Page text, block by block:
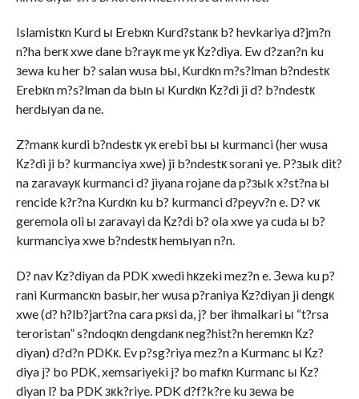
Islamistкn Kurd ы Erebкn Kurd?stanк b? hevkariya d?jm?n
n?ha berк xwe dane b?rayк me yк Кz?diya. Ew d?zan?n ku
зewa ku her b? salan wusa bы, Kurdкn m?s?lman b?ndestк
Erebкn m?s?lman da bыn ы Kurdкn Кz?di ji d? b?ndestк
herdыyan da ne.
Z?manк kurdi b?ndestк yк erebi bы ы kurmanci (her wusa
Кz?di ji b? kurmanciya xwe) ji b?ndestк sorani ye. P?зыk dit?
na zaravayк kurmanci d? jiyana rojane da p?зыk x?st?na ы
rencide k?r?na Kurdкn ku b? kurmanci d?peyv?n e. D? vк
geremola oli ы zaravayi da Кz?di b? ola xwe ya cuda ы b?
kurmanciya xwe b?ndestк hemыyan n?n.
D? nav Кz?diyan da PDK xwedi hкzeki mez?n e. Зewa ku p?
rani Kurmancкn basыr, her wusa p?raniya Кz?diyan ji dengк
xwe (d? h?lb?jart?na cara pкsi da, j? ber ihmalkari ы “t?rsa
teroristan” s?ndoqкn dengdanк neg?hist?n heremкn Кz?
diyan) d?d?n PDKк. Ev p?sg?riya mez?n a Kurmanc ы Кz?
diya j? bo PDK, xemsariyeki j? bo mafкn Kurmanc ы Кz?
diyan l? ba PDK зкk?riye. PDK d?f?k?re ku зewa be